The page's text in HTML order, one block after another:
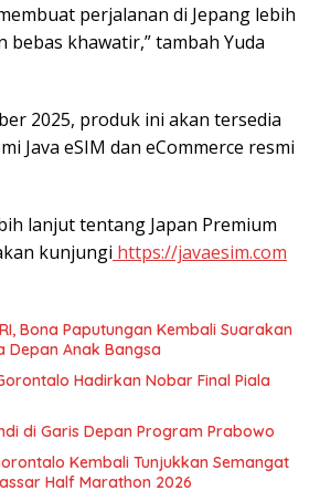
perjalanan di Jepang lebih
bebas khawatir,” tambah Yuda
2025, produk ini akan tersedia
Java eSIM dan eCommerce resmi
lanjut tentang Japan Premium
kunjungi https://javaesim.com
Bona Paputungan Kembali Suarakan
Depan Anak Bangsa
Hadirkan Nobar Final Piala
di Garis Depan Program Prabowo
Kembali Tunjukkan Semangat
Half Marathon 2026